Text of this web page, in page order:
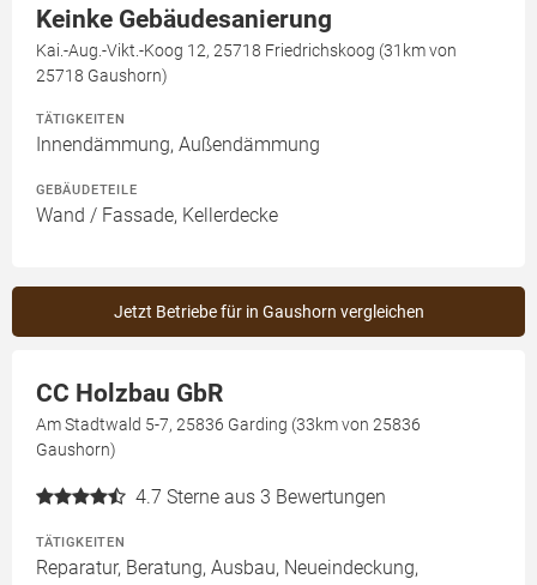
Keinke Gebäudesanierung
Kai.-Aug.-Vikt.-Koog 12, 25718 Friedrichskoog (31km von
25718 Gaushorn)
TÄTIGKEITEN
Innendämmung, Außendämmung
GEBÄUDETEILE
Wand / Fassade, Kellerdecke
Jetzt Betriebe für in Gaushorn vergleichen
CC Holzbau GbR
Am Stadtwald 5-7, 25836 Garding (33km von 25836
Gaushorn)
4.7 Sterne aus 3 Bewertungen
TÄTIGKEITEN
Reparatur, Beratung, Ausbau, Neueindeckung,